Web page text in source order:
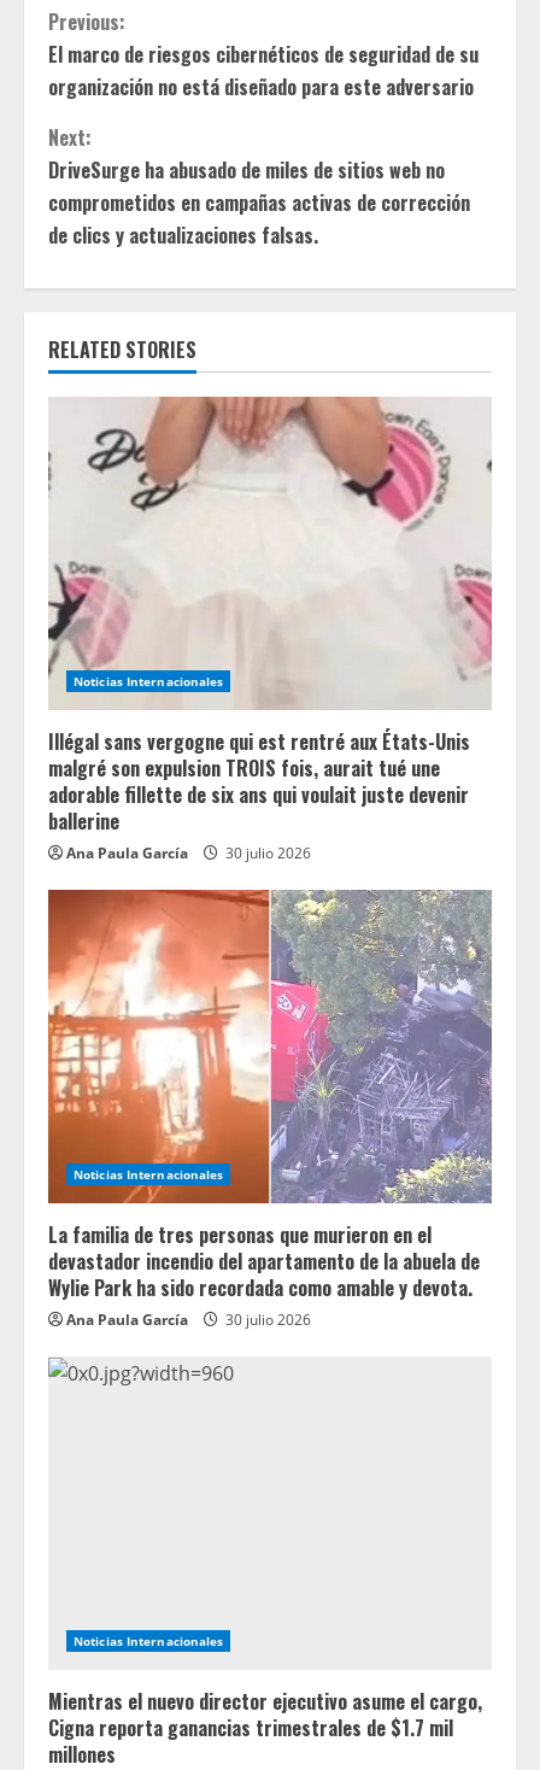
C
o
n
t
i
n
u
e
e
d
i
n
g
Previous:
El marco de riesgos cibernéticos de seguridad de su
organización no está diseñado para este adversario
Next:
DriveSurge ha abusado de miles de sitios web no
comprometidos en campañas activas de corrección
de clics y actualizaciones falsas.
RELATED STORIES
Noticias Internacionales
Illégal sans vergogne qui est rentré aux États-Unis
malgré son expulsion TROIS fois, aurait tué une
adorable fillette de six ans qui voulait juste devenir
ballerine
Ana Paula García 30 julio 2026
Noticias Internacionales
La familia de tres personas que murieron en el
devastador incendio del apartamento de la abuela de
Wylie Park ha sido recordada como amable y devota.
Ana Paula García 30 julio 2026
Noticias Internacionales
Mientras el nuevo director ejecutivo asume el cargo,
Cigna reporta ganancias trimestrales de $1.7 mil
millones